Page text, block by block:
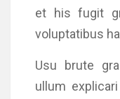
et his fugit
voluptatibus
Usu brute
ullum